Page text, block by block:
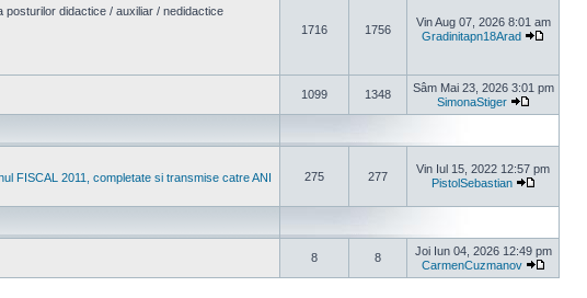
didactice / auxiliar / nedidactice
1716 1756
Vin Aug 07, 2026 8:01 am
Gradinitapn18Arad
1099 1348
Sâm Mai 23, 2026 3:01 pm
SimonaStiger
Vezi
FISCAL 2011, completate si transmise catre ANI
275 277
Vin Iul 15, 2022 12:57 pm
PistolSebastian
8 8
Joi Iun 04, 2026 12:49 pm
CarmenCuzmanov
Vezi